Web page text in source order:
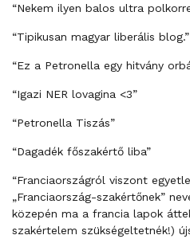
“Nekem ilyen balos ultra
“Tipikusan magyar liberális blog.”
“Ez a Petronella egy hitvány
“Igazi NER lovagina <3”
“Petronella Tiszás”
“Dagadék főszakértő liba”
“Franciaországról viszont
„Franciaország-szakértőnek”
közepén ma a francia lapok
szakértelem szükségeltetnék!)